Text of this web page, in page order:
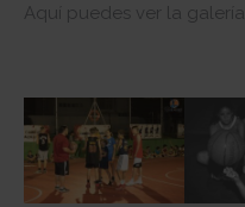
Aquí puedes ver la galería